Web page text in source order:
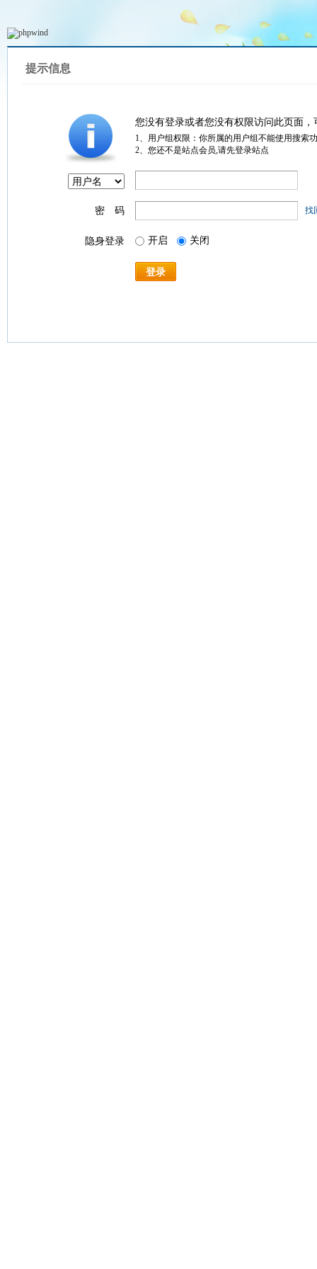
提示信息
您没有登录或者您没有权限访问此页面
1、用户组权限：你所属的用户组不能使用搜索
2、您还不是站点会员,请先登录站点
密 码 找
隐身登录 开启 关闭
登录